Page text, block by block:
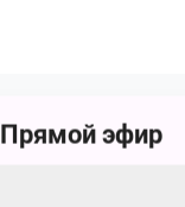
Прямой эфир